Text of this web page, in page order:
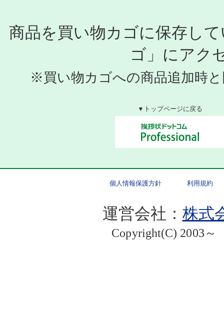
商品を買い物カゴに保存し
ゴ」にアク
※買い物カゴへの商品追加時
▼トップページに戻る
個人情報保護方針 利用規約
運営会社： 株式
Copyright(C) 2003